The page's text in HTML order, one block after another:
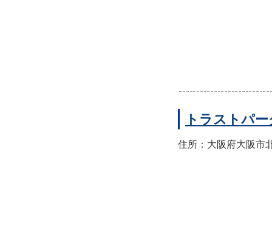
トラストパ
住所：大阪府大阪市